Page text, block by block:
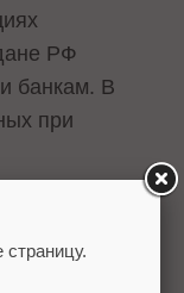
РФ
банкам. В
при
на 5
при
– также на 5
страницу.